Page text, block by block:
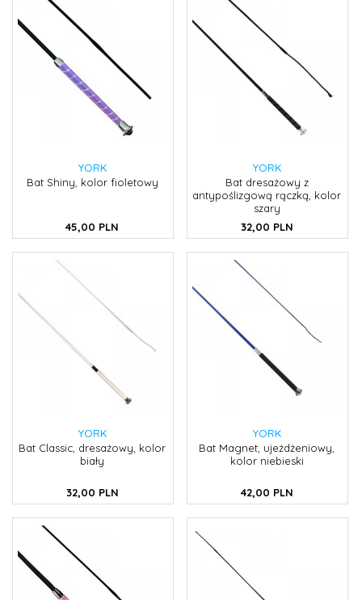
YORK
Bat Shiny, kolor fioletowy
45,00 PLN
YORK
Bat dresażowy z
antypoślizgową rączką, kolor
szary
32,00 PLN
YORK
Bat Classic, dresażowy, kolor
biały
32,00 PLN
YORK
Bat Magnet, ujeżdżeniowy,
kolor niebieski
42,00 PLN